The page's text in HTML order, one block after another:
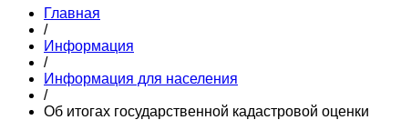
Главная
/
Информация
/
Информация для населения
/
Об итогах государственной кадастровой оценки